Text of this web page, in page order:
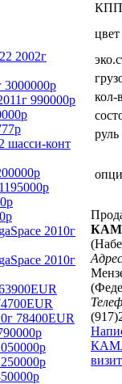
2002г
3000000р
990000р
шасси-конт
2010г
2010г
78400EUR
КПП
цвет
кол-
руль